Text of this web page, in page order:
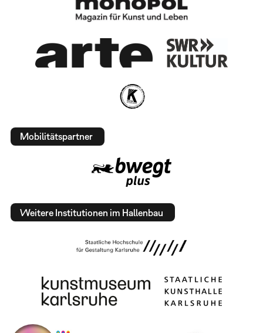
Mobilitätspartner
Weitere Institutionen im Hallenbau